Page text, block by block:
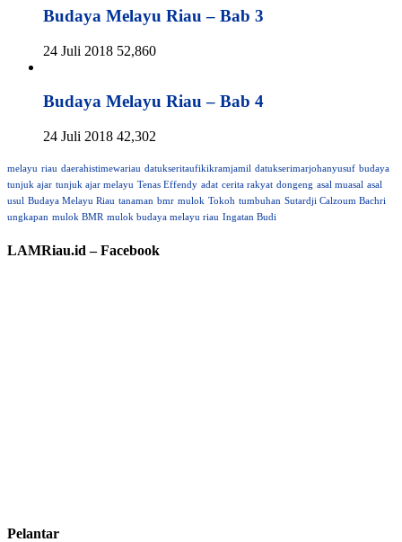
Budaya Melayu Riau – Bab 3
24 Juli 2018 52,860
Budaya Melayu Riau – Bab 4
24 Juli 2018 42,302
melayu riau daerahistimewariau datukseritaufikikramjamil datukserimarjohanyusuf budaya
tunjuk ajar tunjuk ajar melayu Tenas Effendy adat cerita rakyat dongeng asal muasal asal
usul Budaya Melayu Riau tanaman bmr mulok Tokoh tumbuhan Sutardji Calzoum Bachri
ungkapan mulok BMR mulok budaya melayu riau Ingatan Budi
LAMRiau.id – Facebook
Pelantar